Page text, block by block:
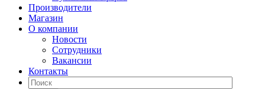
Производители
Магазин
О компании
Новости
Сотрудники
Вакансии
Контакты